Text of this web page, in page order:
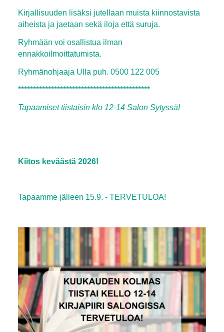
Kirjallisuuden lisäksi jutellaan muista kiinnostavista
aiheista ja jaetaan sekä iloja että suruja.
Ryhmään voi osallistua ilman
ennakkoilmoittatumista.
Ryhmänohjaaja Ulla puh. 0500 122 005
********************************************
Tapaamiset tiistaisin klo 12-14 Salon Sytyssä!
Kiitos keväästä 2026!
Tapaamme jälleen 15.9. - TERVETULOA!